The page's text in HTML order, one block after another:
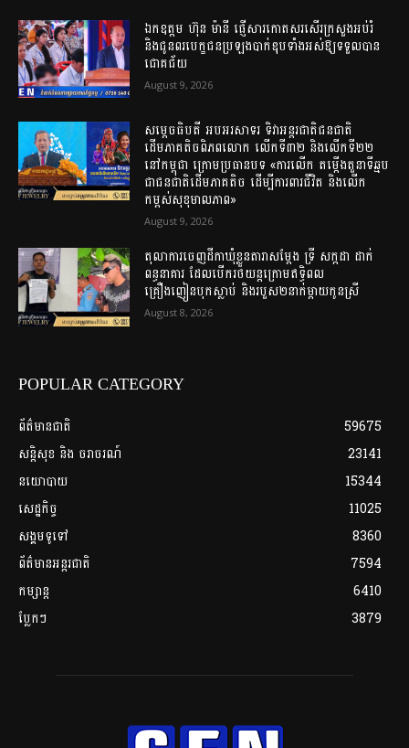
ឯកឧត្តម ហ៊ុន ម៉ានី ផ្ញើសារកោតសរសើរក្រសួងអប់រំ
និងជូនពរបេក្ខជនប្រឡងបាក់ឌុបទាំងអស់ឱ្យទទួលបាន
ជោគជ័យ
August 9, 2026
សម្តេចធិបតី អបអរសាទរ ទិវាអន្តរជាតិជនជាតិ
ដើមភាគតិចពិភពលោក លើកទី៣២ និងលើកទី២២
នៅកម្ពុជា ក្រោមប្រធានបទ «ការលើក តម្កើងតួនាទីឆ្មប
ជាជនជាតិដើមភាគតិច ដើម្បីការពារជីវិត និងលើក
កម្ពស់សុខុមាលភាព»
August 9, 2026
តុលាការចេញដីកាឃុំខ្លួនតារាសម្តែង ទ្រី សក្កដា ដាក់
ពន្ធនាគារ ដែលបើករថយន្តក្រោមឥទ្ធិពល
គ្រឿងញៀនបុកស្លាប់ និងរបួស២នាក់ម្តាយកូនស្រី
August 8, 2026
POPULAR CATEGORY
ព័ត៌មានជាតិ
59675
សន្តិសុខ និង ចរាចរណ៍
23141
នយោបាយ
15344
សេដ្ឋកិច្ច
11025
សង្គមទូទៅ
8360
ព័ត៌មានអន្តរជាតិ
7594
កម្សាន្ត
6410
ប្លែកៗ
3879